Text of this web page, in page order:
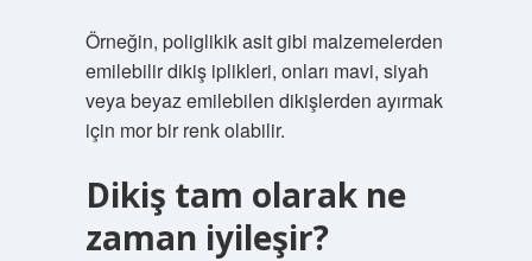
Örneğin, poliglikik asit gibi malzemelerden
emilebilir dikiş iplikleri, onları mavi, siyah
veya beyaz emilebilen dikişlerden ayırmak
için mor bir renk olabilir.
Dikiş tam olarak ne
zaman iyileşir?